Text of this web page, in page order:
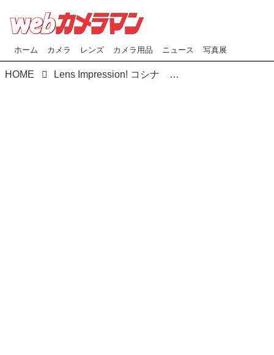
ホーム カメラ レンズ カメラ用品 ニュース 写真展
HOME Lens Impression! コシナ フォクトレンダー NOKTON 50mm F1.0 RF-mount ●実勢予想価格：21万42000円（税込） ●photo＆text:豊田慶記